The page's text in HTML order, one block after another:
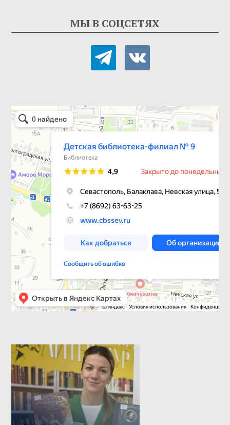
МЫ В СОЦСЕТЯХ
telegramvkontakte
Детская библиотека-филиал № 9
Библиотека в Севастополе